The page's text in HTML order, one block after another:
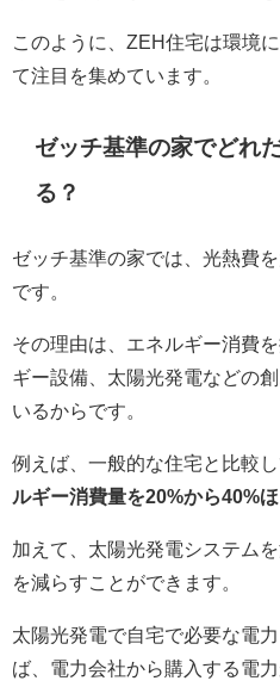
このように、ZEH住宅は環境
て注目を集めています。
ゼッチ基準の家でどれ
る？
ゼッチ基準の家では、光熱費
です。
その理由は、エネルギー消費
ギー設備、太陽光発電などの
いるからです。
例えば、一般的な住宅と比較
ルギー消費量を20%から40%
加えて、太陽光発電システム
を減らすことができます。
太陽光発電で自宅で必要な電
ば、電力会社から購入する電